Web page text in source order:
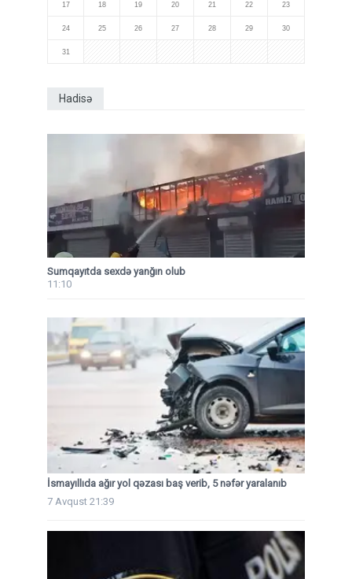
17 18 19 20 21 22 23
24 25 26 27 28 29 30
31
Hadisə
Sumqayıtda sexdə yanğın olub
11:10
İsmayıllıda ağır yol qəzası baş verib, 5 nəfər yaralanıb
7 Avqust 21:39